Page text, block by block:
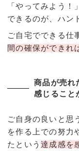
「やってみよう！
できるのが、ハン
ご自宅でできる仕
間の確保ができれ
商品が売れ
感じること
ご自身の良いと思
を作る上での努力
たという達成感を